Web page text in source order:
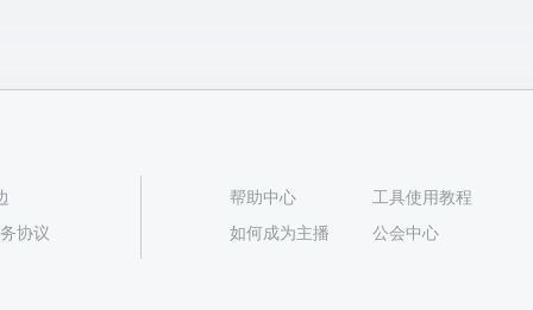
协议
帮助中心
工具使用教程
如何成为主播
公会中心